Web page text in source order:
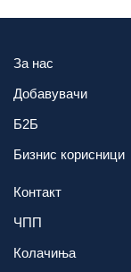
За нас
Добавувачи
Б2Б
Бизнис корисници
Контакт
ЧПП
Колачиња